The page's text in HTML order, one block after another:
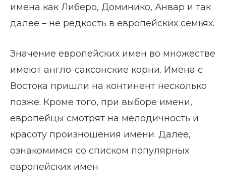
имена как Либеро, Доминико, Анвар и так
далее – не редкость в европейских семьях.
Значение европейских имен во множестве
имеют англо-саксонские корни. Имена с
Востока пришли на континент несколько
позже. Кроме того, при выборе имени,
европейцы смотрят на мелодичность и
красоту произношения имени. Далее,
ознакомимся со списком популярных
европейских имен